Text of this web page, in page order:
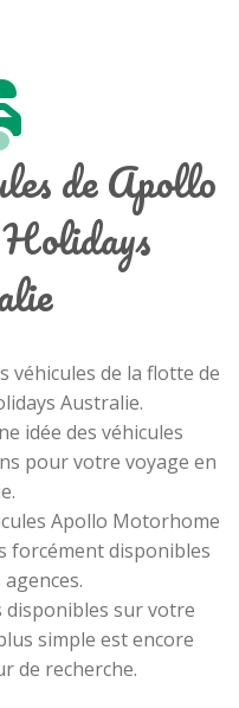
de Apollo
véhicules de la flotte de
Australie.
idée des véhicules
pour votre voyage en
Apollo Motorhome
forcément disponibles
disponibles sur votre
simple est encore
de recherche.